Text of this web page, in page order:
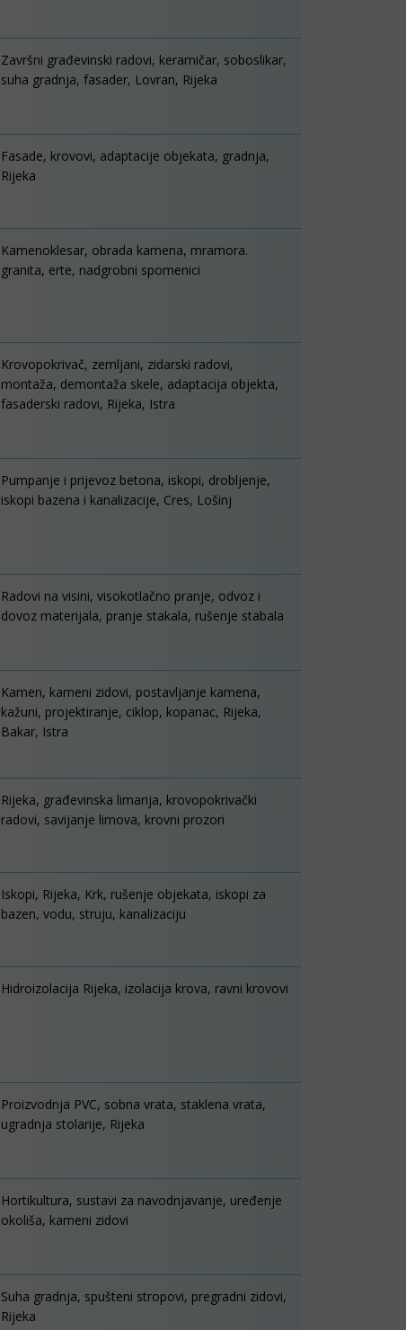
Završni građevinski radovi, keramičar, soboslikar,
suha gradnja, fasader, Lovran, Rijeka
Fasade, krovovi, adaptacije objekata, gradnja,
Rijeka
Kamenoklesar, obrada kamena, mramora.
granita, erte, nadgrobni spomenici
Krovopokrivač, zemljani, zidarski radovi,
montaža, demontaža skele, adaptacija objekta,
fasaderski radovi, Rijeka, Istra
Pumpanje i prijevoz betona, iskopi, drobljenje,
iskopi bazena i kanalizacije, Cres, Lošinj
Radovi na visini, visokotlačno pranje, odvoz i
dovoz materijala, pranje stakala, rušenje stabala
Kamen, kameni zidovi, postavljanje kamena,
kažuni, projektiranje, ciklop, kopanac, Rijeka,
Bakar, Istra
Rijeka, građevinska limarija, krovopokrivački
radovi, savijanje limova, krovni prozori
Iskopi, Rijeka, Krk, rušenje objekata, iskopi za
bazen, vodu, struju, kanalizaciju
Hidroizolacija Rijeka, izolacija krova, ravni krovovi
Proizvodnja PVC, sobna vrata, staklena vrata,
ugradnja stolarije, Rijeka
Hortikultura, sustavi za navodnjavanje, uređenje
okoliša, kameni zidovi
Suha gradnja, spušteni stropovi, pregradni zidovi,
Rijeka